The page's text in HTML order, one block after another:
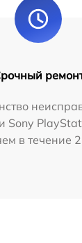
Sony
в течение